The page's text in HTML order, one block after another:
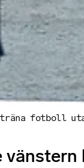
fotboll